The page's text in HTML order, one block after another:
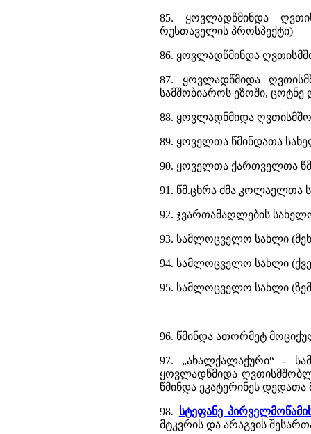
85. ყოვლადწმინდა
რუსთაველის პროსპექტი)
86. ყოვლადწმინდა
87. ყოვლადწმიდა
სამშობიაროს ეზოში, ცოტნე
88. ყოვლადნმიდა
89. ყოველთა წმინდათა
90. ყოველთა ქართველთა
91. წმ.ცხრა ძმა კოლაელთა
92. ჯვართამაღლების
93. სამლოცველო სახლი
94. სამლოცველო სახლი
95. სამლოცველო სახლი
96. წმინდა ათორმეტ
97. „ახალქალაქური“ -
ყოვლადწმიდა
წმინდა ეკატერინეს დედათა
98. სტეფანე
მტკვრის და არაგვის